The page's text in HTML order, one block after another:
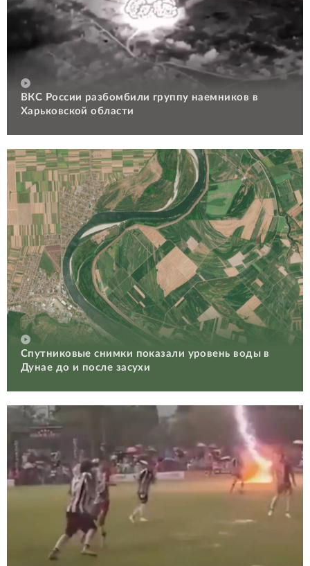
ВКС России разбомбили группу наемников в
Харьковской области
Спутниковые снимки показали уровень воды в
Дунае до и после засухи